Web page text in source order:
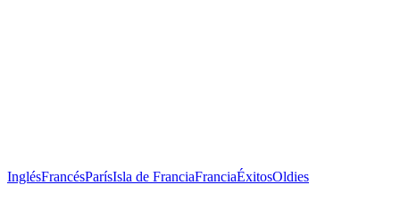
InglésFrancésParísIsla de FranciaFranciaÉxitosOldies